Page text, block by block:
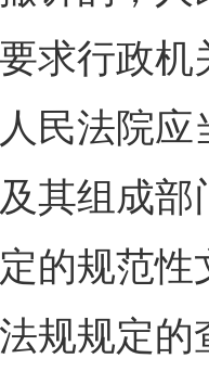
求行政
人民法院
其组成
的规范
规规定